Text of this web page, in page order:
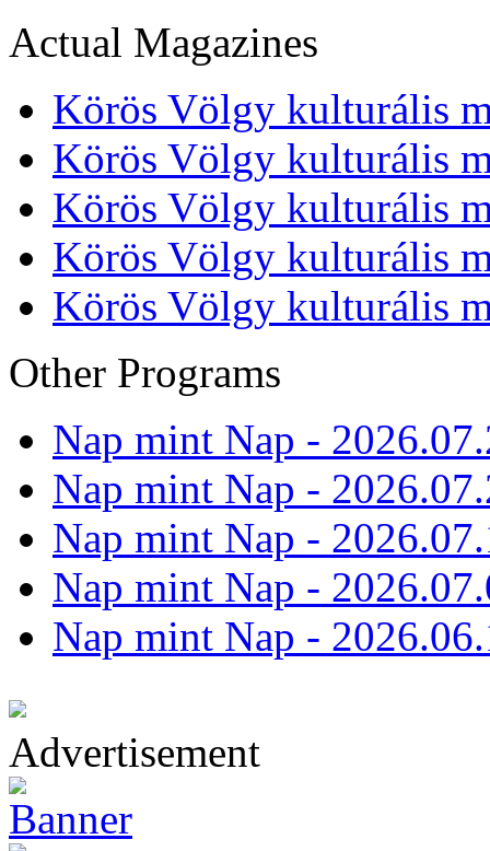
Actual Magazines
Körös Völgy kulturális
Körös Völgy kulturális
Körös Völgy kulturális
Körös Völgy kulturális
Körös Völgy kulturális
Other Programs
Nap mint Nap -
Nap mint Nap -
Nap mint Nap -
Nap mint Nap -
Nap mint Nap -
Advertisement